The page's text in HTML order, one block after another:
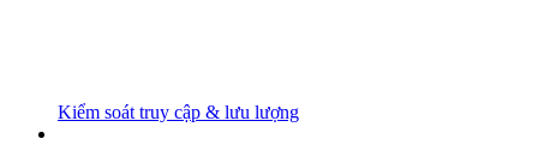
Kiểm soát truy cập & lưu lượng